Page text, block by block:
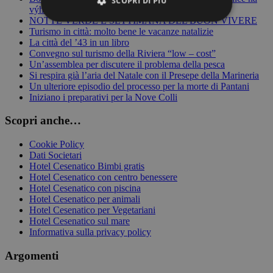
výhru
NOTTE VERDE E SETTIMANA DEL BUON VIVERE
Turismo in città: molto bene le vacanze natalizie
La città del ’43 in un libro
Convegno sul turismo della Riviera “low – cost”
Un’assemblea per discutere il problema della pesca
Si respira già l’aria del Natale con il Presepe della Marineria
Un ulteriore episodio del processo per la morte di Pantani
Iniziano i preparativi per la Nove Colli
Scopri anche…
Cookie Policy
Dati Societari
Hotel Cesenatico Bimbi gratis
Hotel Cesenatico con centro benessere
Hotel Cesenatico con piscina
Hotel Cesenatico per animali
Hotel Cesenatico per Vegetariani
Hotel Cesenatico sul mare
Informativa sulla privacy policy
Argomenti
Strettamente necessari
Targeting
Funzionalità
I cookie strettamente necessari consentono le
funzionalità principali del sito web come
l'accesso dell'utente e la gestione dell'account. Il
sito web non può essere utilizzato correttamente
senza i cookie strettamente necessari.
Nome
CookieScriptConsent
CookieScript
.hotel-